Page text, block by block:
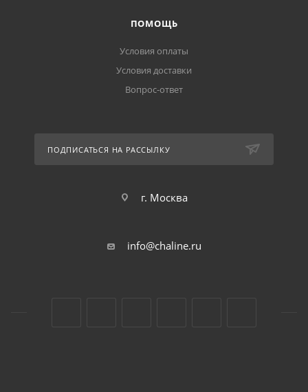
ПОМОЩЬ
Условия оплаты
Условия доставки
Вопрос-ответ
ПОДПИСАТЬСЯ НА РАССЫЛКУ
г. Москва
info@chaline.ru